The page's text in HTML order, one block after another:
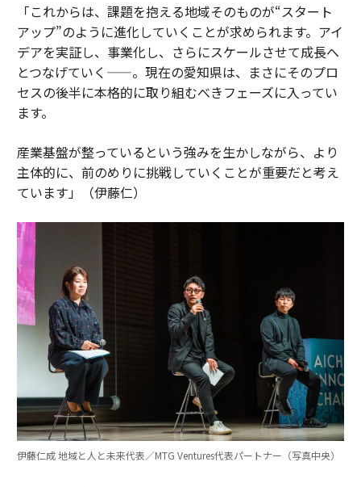
「これからは、課題を抱える地域そのものが“スタート
アップ”のように進化していくことが求められます。アイ
デアを実証し、事業化し、さらにスケールさせて成長へ
とつなげていく——。現在の愛知県は、まさにそのプロ
セスの後半に本格的に取り組むべきフェーズに入ってい
ます。
産業基盤が整っているという強みを生かしながら、より
主体的に、前のめりに挑戦していくことが重要だと考え
ています」（伊藤仁）
伊藤仁成 地域と人と未来代表／MTG Ventures代表パートナー（写真中央）